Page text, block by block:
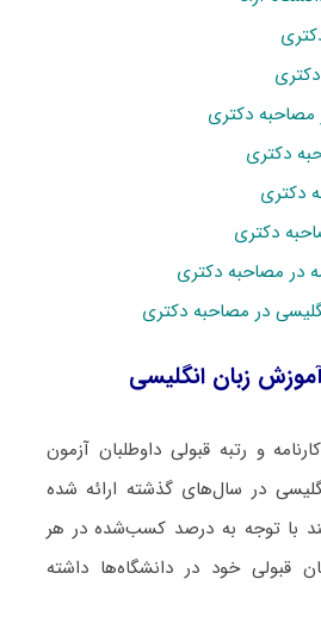
مصاحبه دکتری
دکتری
دکتری
دکتری
در مصاحبه دکتری
در مصاحبه دکتری
زﺑﺎن انگلیسی
و رتبه قبولی داوطلبان آزمون
در سال‌های گذشته ارائه شده
با توجه به درصد کسب‌شده در هر
قبولی خود در دانشگاه‌ها داشته